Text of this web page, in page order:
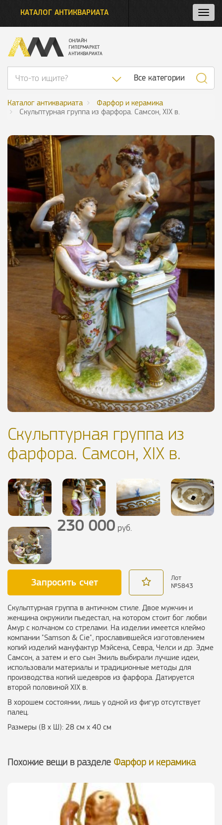
и
КАТАЛОГ АНТИКВАРИАТА
Список
Все категории
Каталог антиквариата
Фарфор и керамика
Скульптурная группа из фарфора. Самсон, XIX в.
Скульптурная группа из
фарфора. Самсон, XIX в.
230 000руб.
Запросить счет
Лот
№5843
Скульптурная группа в античном стиле. Двое мужчин и
женщина окружили пьедестал, на котором стоит бог любви
Амур с колчаном со стрелами. На изделии имеется клеймо
компании "Samson & Cie", прославившейся изготовлением
копий изделий мануфактур Мэйсена, Севра, Челси и др. Эдме
Самсон, а затем и его сын Эмиль выбирали лучшие идеи,
использовали материалы и традиционные методы для
производства копий шедевров из фарфора. Датируется
второй половиной XIX в.
В хорошем состоянии, лишь у одной из фигур отсутствует
палец.
Размеры (В х Ш): 28 см х 40 см
Похожие вещи в разделе Фарфор и керамика